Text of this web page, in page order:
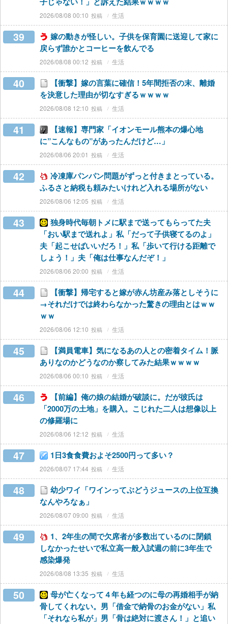
2026/08/08 00:10 生活
39
嫁の動きが怪しい。子供を保育園に送迎して家に
戻らず誰かとコーヒーを飲んでる
2026/08/08 00:12 生活
40
【衝撃】嫁の言葉に確信！5年間拒否の末、離婚
を決意した理由が切なすぎるｗｗｗｗ
2026/08/08 12:10 生活
41
【速報】専門家「イオンモール熊本の爆心地
に”こんなもの”があったんだけど…」
2026/08/06 20:01 生活
42
冷凍庫パンパン問題がずっと付きまとっている。
ふるさと納税も頼みたいけれど入れる場所がない
2026/08/06 12:05 生活
43
独身時代毎朝トメに駅まで送ってもらってた夫
「おい駅まで送れよ」私「だって子供寝てるのよ」
夫「起こせばいいだろ！」私「歩いて行ける距離で
しょう！」夫「俺は仕事なんだぞ！」
2026/08/06 20:00 生活
44
【衝撃】帰宅すると嫁が赤ん坊産み落としそうに
→それだけでは終わらなかった驚きの理由とはｗｗ
ｗｗ
2026/08/06 12:10 生活
45
【満員電車】気になるあの人との密着タイム！脈
ありなのかどうなのか察してみた結果ｗｗｗｗ
2026/08/06 00:10 生活
46
【前編】俺の娘の結婚が破談に。だが彼氏は
「2000万の土地」を購入。こじれた二人は想像以上
の修羅場に
2026/08/06 12:12 生活
47 1日3食食費およそ2500円って多い？
2026/08/07 17:44 生活
48
幼少ワイ「ワインってぶどうジュースの上位互換
なんやろなぁ」
2026/08/07 09:00 生活
49
1、2年生の間で欠席者が多数出ているのに閉鎖
しなかったせいで私立高一般入試週の前に3年生で
感染爆発
2026/08/08 13:35 生活
50
母が亡くなって４年も経つのに母の再婚相手が納
骨してくれない。男「借金で納骨のお金がない」私
「それなら私が」男「骨は絶対に渡さん！」と追い